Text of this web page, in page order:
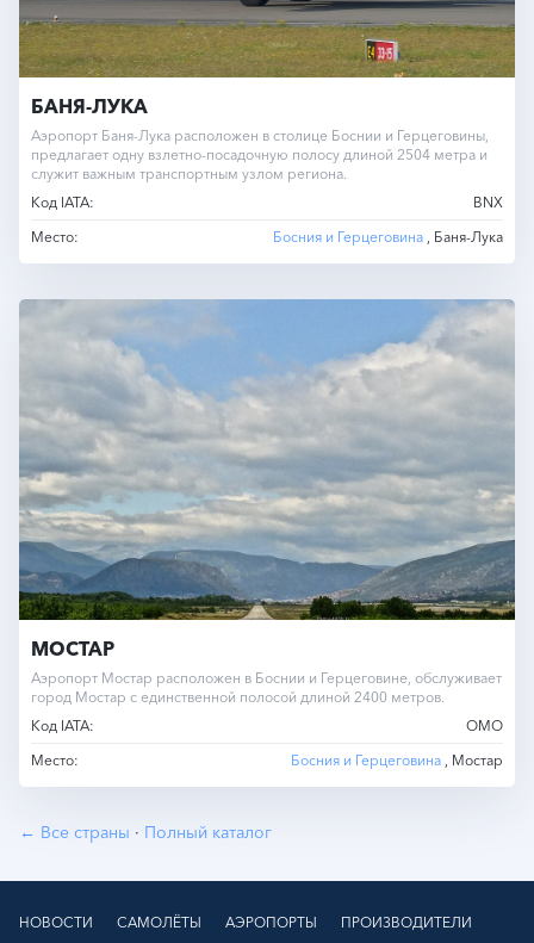
БАНЯ-ЛУКА
Аэропорт Баня-Лука расположен в столице Боснии и Герцеговины,
предлагает одну взлетно-посадочную полосу длиной 2504 метра и
служит важным транспортным узлом региона.
Код IATA:
BNX
Место:
Босния и Герцеговина , Баня-Лука
МОСТАР
Аэропорт Мостар расположен в Боснии и Герцеговине, обслуживает
город Мостар с единственной полосой длиной 2400 метров.
Код IATA:
OMO
Место:
Босния и Герцеговина , Мостар
← Все страны · Полный каталог
НОВОСТИ САМОЛЁТЫ АЭРОПОРТЫ
ПРОИЗВОДИТЕЛИ